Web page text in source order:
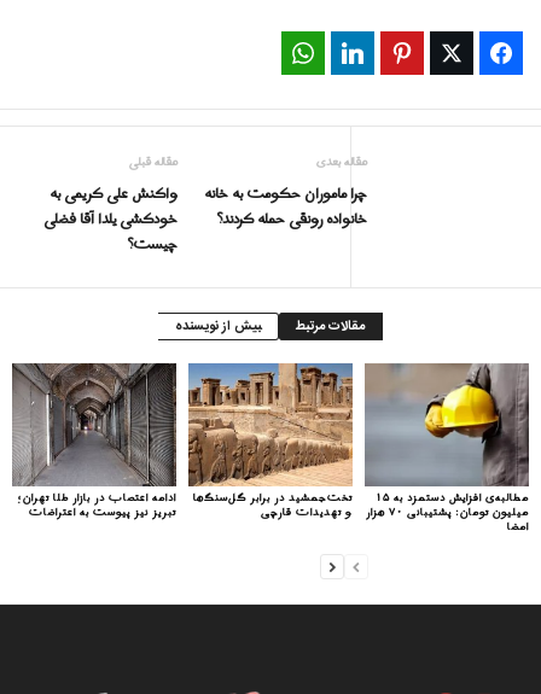
Facebook
Twitter
Pinterest
LinkedIn
مقاله قبلی
واکنش علی کریمی به
خودکشی یلدا آقا فضلی
چیست؟
مقاله بعدی
چرا ماموران حکومت به خانه
خانواده رونقی حمله كردند؟
مقالات مرتبط بیش از نویسنده
ادامه اعتصاب در بازار طلا تهران؛
تبریز نیز پیوست به اعتراضات
تخت‌جمشید در برابر گل‌سنگ‌ها
و تهدیدات قارچی
مطالبه‌ی افزایش دستمزد به ۱۵
میلیون تومان: پشتیبانی ۷۰ هزار
امضا